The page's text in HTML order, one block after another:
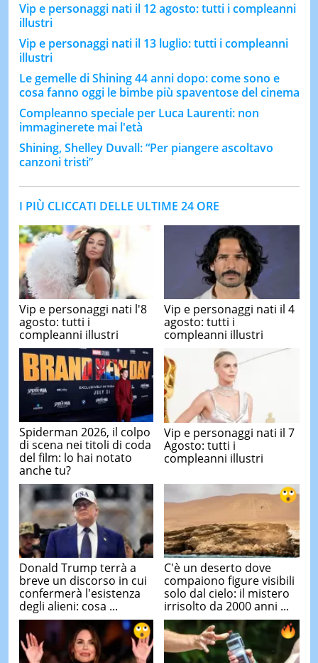
Vip e personaggi nati il 12 agosto: tutti i compleanni
illustri
Vip e personaggi nati il 13 luglio: tutti i compleanni
illustri
Le gemelle di Shining 44 anni dopo: come sono e
cosa fanno oggi le bimbe più spaventose del cinema
Compleanno speciale per Luca Laurenti: non
immaginerete mai l'età
Shining, Shelley Duvall: “Per piangere ascoltavo
canzoni tristi”
I PIÙ CLICCATI DELLE ULTIME 24 ORE
Vip e personaggi nati l'8
agosto: tutti i
compleanni illustri
Vip e personaggi nati il 4
agosto: tutti i
compleanni illustri
Spiderman 2026, il colpo
di scena nei titoli di coda
del film: lo hai notato
anche tu?
Vip e personaggi nati il 7
Agosto: tutti i
compleanni illustri
Donald Trump terrà a
breve un discorso in cui
confermerà l'esistenza
degli alieni: cosa ...
C'è un deserto dove
compaiono figure visibili
solo dal cielo: il mistero
irrisolto da 2000 anni ...